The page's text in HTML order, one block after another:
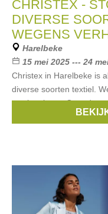
CHRISTEX -
DIVERSE
WEGENS
Harelbeke
15 mei 2025 --- 24
Christex in Harelbeke is
diverse soorten textiel.
stockverkoop. Gaande
horecatextiel tot plaids